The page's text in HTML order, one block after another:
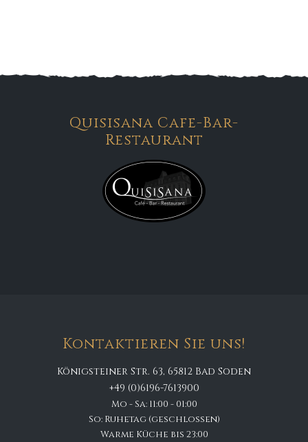
Quisisana Cafe-Bar-
Restaurant
Kontaktieren Sie uns!
Königsteiner Str. 63, 65812 Bad Soden
+49 (0)6196-7613900
Mo - Sa: 11:00 - 01:00
So: Ruhetag (geschlossen)
Warme Küche bis 23:00